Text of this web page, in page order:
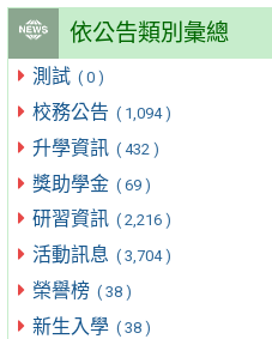
依公告類別彙總
測試 ( 0 )
校務公告 ( 1,094 )
升學資訊 ( 432 )
獎助學金 ( 69 )
研習資訊 ( 2,216 )
活動訊息 ( 3,704 )
榮譽榜 ( 38 )
新生入學 ( 38 )